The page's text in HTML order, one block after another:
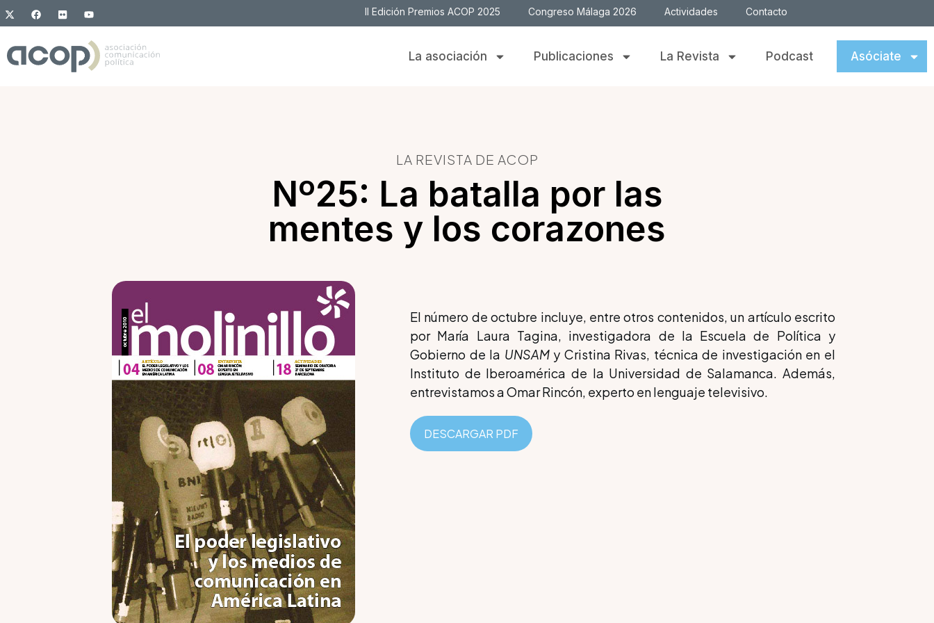
II Edición Premios ACOP 2025 Congreso Málaga 2026 Actividades Contacto
La asociación Publicaciones La Revista Podcast Asóciate
LA REVISTA DE ACOP
Nº25: La batalla por las
mentes y los corazones
El número de octubre incluye, entre otros contenidos, un artículo escrito
por María Laura Tagina, investigadora de la Escuela de Política y
Gobierno de la UNSAM y Cristina Rivas, técnica de investigación en el
Instituto de Iberoamérica de la Universidad de Salamanca. Además,
entrevistamos a Omar Rincón, experto en lenguaje televisivo.
DESCARGAR PDF